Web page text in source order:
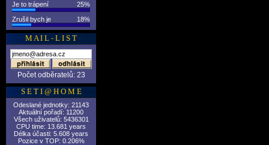
25%
Je to trápení
18%
Zrušil bych je
M A I L - L I S T
Počet odběratelů: 23
S E T I @ H O M E
Odeslané jednotky: 21143
Aktuální pořadí: 11200
Všech uživatelů: 5436301
CPU time: 13.681 years
Délka účasti: 5.608 years
Pozice v TOP: 0.206%